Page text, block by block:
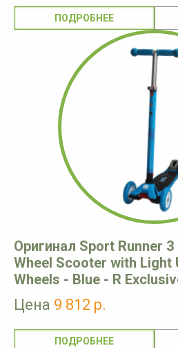
ПОДРОБНЕЕ
Оригинал Sport Runner 3
Wheel Scooter with Light
Wheels - Blue - R
Цена 9 812 р.
ПОДРОБНЕЕ